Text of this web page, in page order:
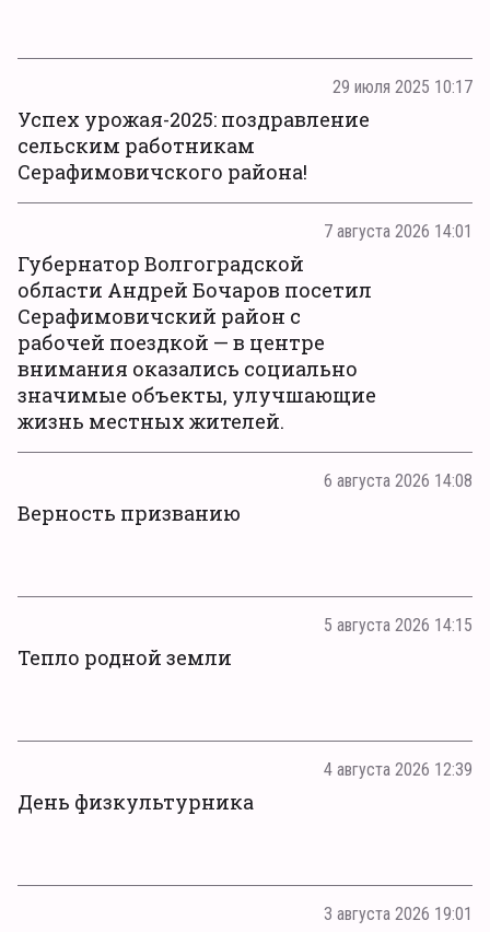
29 июля 2025 10:17
Успех урожая-2025: поздравление
сельским работникам
Серафимовичского района!
7 августа 2026 14:01
Губернатор Волгоградской
области Андрей Бочаров посетил
Серафимовичский район с
рабочей поездкой — в центре
внимания оказались социально
значимые объекты, улучшающие
жизнь местных жителей.
6 августа 2026 14:08
Верность призванию
5 августа 2026 14:15
Тепло родной земли
4 августа 2026 12:39
День физкультурника
3 августа 2026 19:01